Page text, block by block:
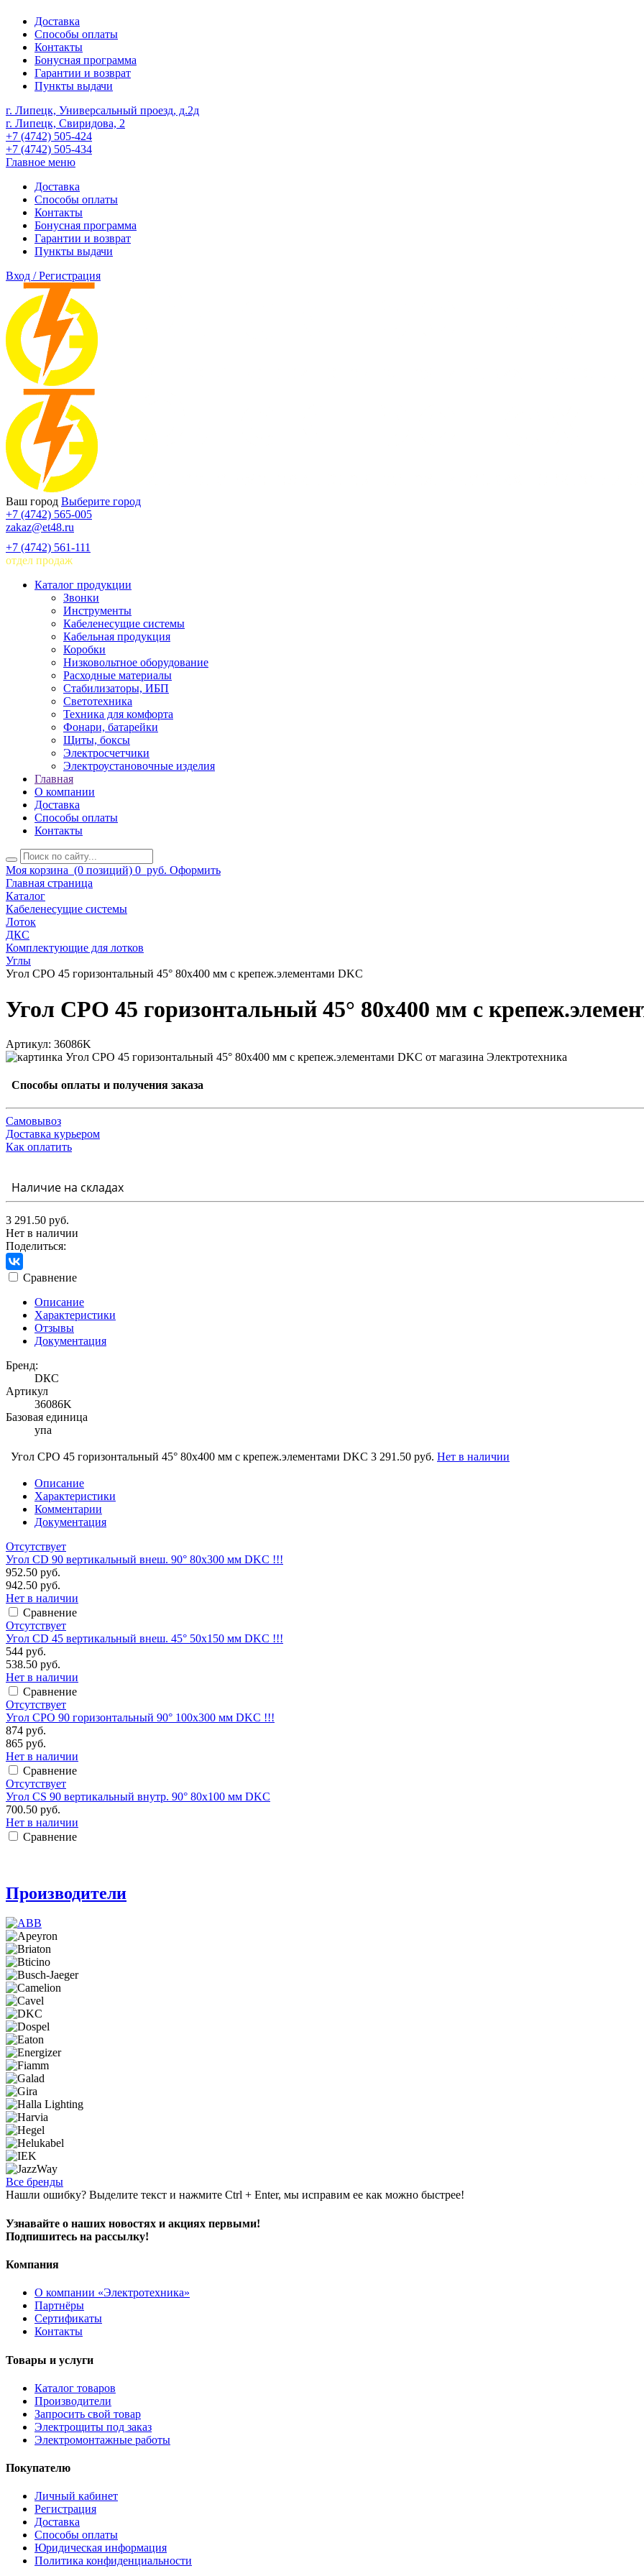
Доставка
Способы оплаты
Контакты
Бонусная программа
Гарантии и возврат
Пункты выдачи
г. Липецк, Универсальный проезд, д.2д
г. Липецк, Свиридова, 2
+7 (4742) 505-424
+7 (4742) 505-434
Главное меню
Доставка
Способы оплаты
Контакты
Бонусная программа
Гарантии и возврат
Пункты выдачи
Вход / Регистрация
Ваш город Выберите город
+7 (4742) 565-005
zakaz@et48.ru
+7 (4742) 561-111
отдел продаж
Каталог продукции
Звонки
Инструменты
Кабеленесущие системы
Кабельная продукция
Коробки
Низковольтное оборудование
Расходные материалы
Стабилизаторы, ИБП
Светотехника
Техника для комфорта
Фонари, батарейки
Щиты, боксы
Электросчетчики
Электроустановочные изделия
Главная
О компании
Доставка
Способы оплаты
Контакты
Моя корзина (0 позиций) 0 руб. Оформить
Главная страница
Каталог
Кабеленесущие системы
Лоток
ДКС
Комплектующие для лотков
Углы
Угол CPO 45 горизонтальный 45° 80х400 мм с крепеж.элементами DKC
Угол CPO 45 горизонтальный 45° 80х400 мм с
Артикул: 36086K
Способы оплаты и получения заказа
Самовывоз
Доставка курьером
Как оплатить
Наличие на складах
3 291.50 руб.
Нет в наличии
Поделиться:
Сравнение
Описание
Характеристики
Отзывы
Документация
Бренд:
DКС
Артикул
36086K
Базовая единица
упа
Угол CPO 45 горизонтальный 45° 80х400 мм с крепеж.элементами DKC 3 291.50 руб. Нет в наличии
Описание
Характеристики
Комментарии
Документация
Отсутствует
Угол CD 90 вертикальный внеш. 90° 80х300 мм DKC !!!
952.50 руб.
942.50 руб.
Нет в наличии
Сравнение
Отсутствует
Угол CD 45 вертикальный внеш. 45° 50х150 мм DKC !!!
544 руб.
538.50 руб.
Нет в наличии
Сравнение
Отсутствует
Угол CPO 90 горизонтальный 90° 100х300 мм DKC !!!
874 руб.
865 руб.
Нет в наличии
Сравнение
Отсутствует
Угол CS 90 вертикальный внутр. 90° 80х100 мм DKC
700.50 руб.
Нет в наличии
Сравнение
Производители
Все бренды
Нашли ошибку? Выделите текст и нажмите Ctrl + Enter, мы исправим ее как можно быстрее!
Узнавайте о наших новостях и акциях первыми!
Подпишитесь на рассылку!
Компания
О компании «Электротехника»
Партнёры
Сертификаты
Контакты
Товары и услуги
Каталог товаров
Производители
Запросить свой товар
Электрощиты под заказ
Электромонтажные работы
Покупателю
Личный кабинет
Регистрация
Доставка
Способы оплаты
Юридическая информация
Политика конфиденциальности